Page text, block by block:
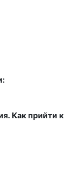
Как прийти к